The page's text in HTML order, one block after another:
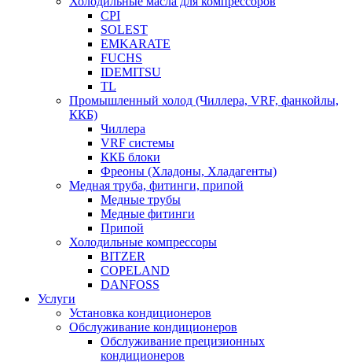
CPI
SOLEST
EMKARATE
FUCHS
IDEMITSU
TL
Промышленный холод (Чиллера, VRF, фанкойлы,
ККБ)
Чиллера
VRF системы
ККБ блоки
Фреоны (Хладоны, Хладагенты)
Медная труба, фитинги, припой
Медные трубы
Медные фитинги
Припой
Холодильные компрессоры
BITZER
COPELAND
DANFOSS
Услуги
Установка кондиционеров
Обслуживание кондиционеров
Обслуживание прецизионных
кондиционеров